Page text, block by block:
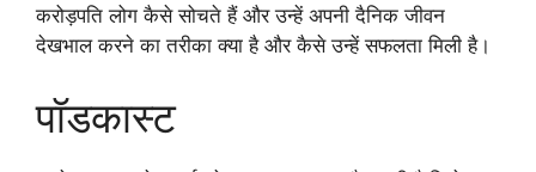
करोड़पति लोग कैसे सोचते हैं और उन्हें अपनी दैनिक जीवन
देखभाल करने का तरीका क्या है और कैसे उन्हें सफलता मिली है।
पॉडकास्ट